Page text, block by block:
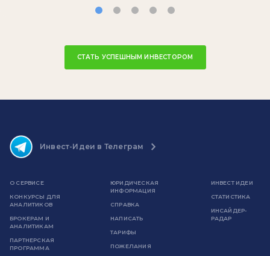
СТАТЬ УСПЕШНЫМ ИНВЕСТОРОМ
Инвест-Идеи в Телеграм
О СЕРВИСЕ
КОНКУРСЫ ДЛЯ
АНАЛИТИКОВ
БРОКЕРАМ И
АНАЛИТИКАМ
ПАРТНЕРСКАЯ
ПРОГРАММА
ЮРИДИЧЕСКАЯ
ИНФОРМАЦИЯ
СПРАВКА
НАПИСАТЬ
ТАРИФЫ
ПОЖЕЛАНИЯ
ИНВЕСТ ИДЕИ
СТАТИСТИКА
ИНСАЙДЕР-
РАДАР